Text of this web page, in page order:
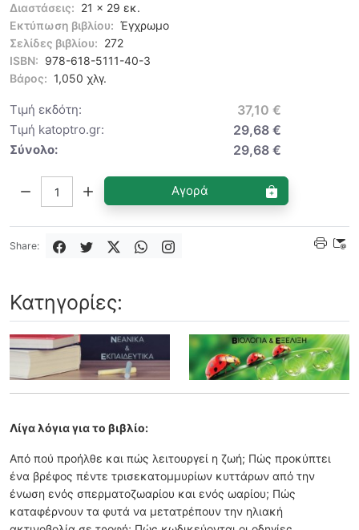
Διαστάσεις: 21 x 29 εκ.
Εκτύπωση βιβλίου: Έγχρωμο
Σελίδες βιβλίου: 272
ISBN: 978-618-5111-40-3
Βάρος: 1,050 χλγ.
Τιμή εκδότη: 37,10 €
Τιμή katoptro.gr: 29,68 €
Σύνολο: 29,68 €
Αγορά
Share:
Κατηγορίες:
Λίγα λόγια για το βιβλίο:
Από πού προήλθε και πώς λειτουργεί η ζωή; Πώς προκύπτει
ένα βρέφος πέντε τρισεκατομμυρίων κυττάρων από την
ένωση ενός σπερματοζωαρίου και ενός ωαρίου; Πώς
καταφέρνουν τα φυτά να μετατρέπουν την ηλιακή